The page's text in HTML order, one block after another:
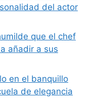
del actor
que el chef
añadir a sus
en el banquillo
de elegancia